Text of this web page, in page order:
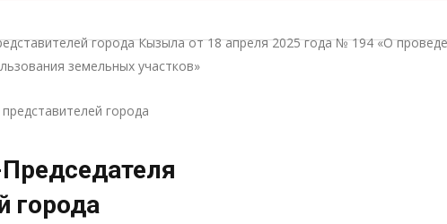
города Кызыла от 18 апреля 2025 года № 194 «О
земельных участков»
города
города